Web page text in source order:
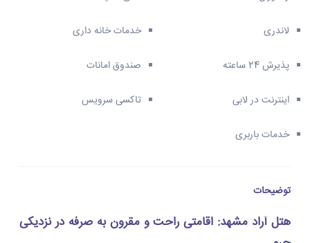
لاندری خدمات خانه داری
پذیرش 24 ساعته صندوق امانات
اینترنت در لابی تاکسی سرویس
خدمات باربری
توضیحات
هتل آراد مشهد: اقامتی راحت و مقرون به صرفه در نزدیکی